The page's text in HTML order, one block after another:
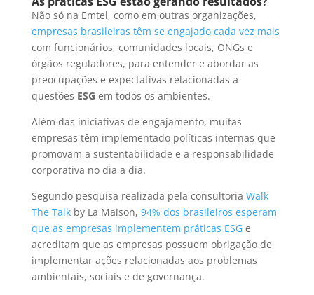
Não só na Emtel, como em outras organizações,
empresas brasileiras têm se engajado cada vez mais
com funcionários, comunidades locais, ONGs e
órgãos reguladores, para entender e abordar as
preocupações e expectativas relacionadas a
questões ESG em todos os ambientes.
Além das iniciativas de engajamento, muitas
empresas têm implementado políticas internas que
promovam a sustentabilidade e a responsabilidade
corporativa no dia a dia.
Segundo pesquisa realizada pela consultoria Walk
The Talkby La Maison, 94% dos brasileiros esperam
que as empresas implementem práticas ESGe
acreditam que as empresas possuem obrigação de
implementar ações relacionadas aos problemas
ambientais, sociais e de governança.